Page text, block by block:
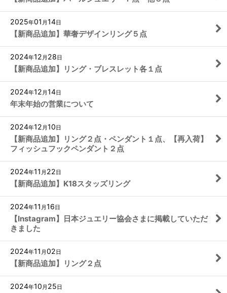
2025年01 月14日
【新商品追加】華奢デザインリング５点
2024年12 月 28日
【新商品追加】リング・ブレスレット各１点
2024年12 月14日
年末年始の営業について
2024年12 月10日
【新商品追加】リング２点・ペンダント１点、【再入荷】
フィッシュフックペンダント２点
2024年11 月 22日
【新商品追加】K18スタッズリング
2024年11 月16日
【Instagram】日本ジュエリー協会さまに掲載していただ
きました
2024年11 月02日
【新商品追加】リング２点
2024年10 月 25日